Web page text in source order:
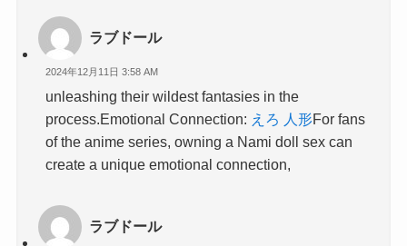
ラブドール
2024年12月11日 3:58 AM
unleashing their wildest fantasies in the
process.Emotional Connection: えろ 人形For fans
of the anime series, owning a Nami doll sex can
create a unique emotional connection,
ラブドール